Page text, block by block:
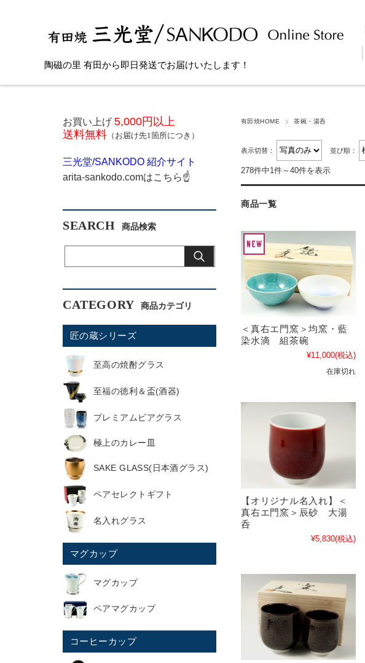
陶磁の里 有田から即日発送でお届けいたします！
有田焼HOME 茶碗・湯呑
表示切替： 並び順：
278件中1件～40件を表示
商品一覧
＜真右エ門窯＞均窯・藍
染水滴 組茶碗
¥11,000(税込)
在庫切れ
【オリジナル名入れ】＜
真右エ門窯＞辰砂 大湯
呑
¥5,830(税込)
お買い上げ 5,000円以上
送料無料 （お届け先1箇所につき）
三光堂/SANKODO 紹介サイト
arita-sankodo.comはこちら☝
SEARCH
CATEGORY
匠の蔵シリーズ
至高の焼酎グラス
至福の徳利＆盃(酒器)
プレミアムビアグラス
極上のカレー皿
SAKE GLASS(日本酒グラス)
ペアセレクトギフト
名入れグラス
マグカップ
マグカップ
ペアマグカップ
コーヒーカップ